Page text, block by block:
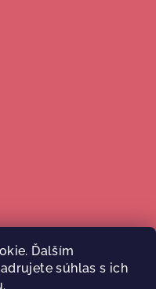
Ďalším
súhlas s ich
.